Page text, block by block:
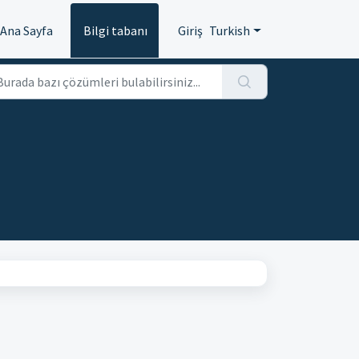
Ana Sayfa Bilgi tabanı Giriş Turkish